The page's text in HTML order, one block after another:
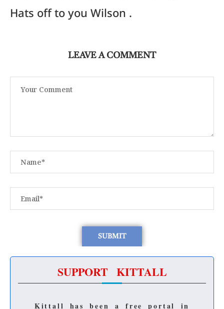
Hats off to you Wilson .
LEAVE A COMMENT
SUPPORT KITTALL
Kittall has been a free portal in